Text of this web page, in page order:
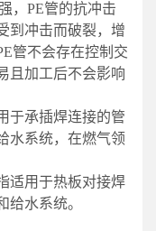
，PE管的抗冲击
到冲击而破裂，增
管不会存在控制交
且加工后不会影响
于承插焊连接的管
水系统，在燃气领
适用于热板对接焊
给水系统。